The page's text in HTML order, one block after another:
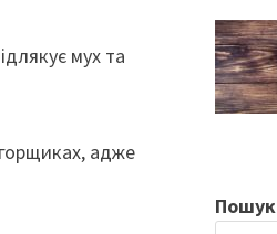
мух та
адже
Пошук